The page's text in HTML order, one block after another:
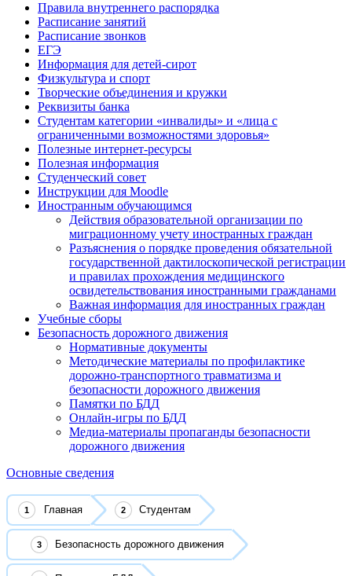
Правила внутреннего распорядка
Расписание занятий
Расписание звонков
ЕГЭ
Информация для детей-сирот
Физкультура и спорт
Творческие объединения и кружки
Реквизиты банка
Студентам категории «инвалиды» и «лица с
ограниченными возможностями здоровья»
Полезные интернет-ресурсы
Полезная информация
Студенческий совет
Инструкции для Moodle
Иностранным обучающимся
Действия образовательной организации по
миграционному учету иностранных граждан
Разъяснения о порядке проведения обязательной
государственной дактилоскопической регистрации
и правилах прохождения медицинского
освидетельствования иностранными гражданами
Важная информация для иностранных граждан
Учебные сборы
Безопасность дорожного движения
Нормативные документы
Методические материалы по профилактике
дорожно-транспортного травматизма и
безопасности дорожного движения
Памятки по БДД
Онлайн-игры по БДД
Медиа-материалы пропаганды безопасности
дорожного движения
Основные сведения
Главная Студентам
Безопасность дорожного движения